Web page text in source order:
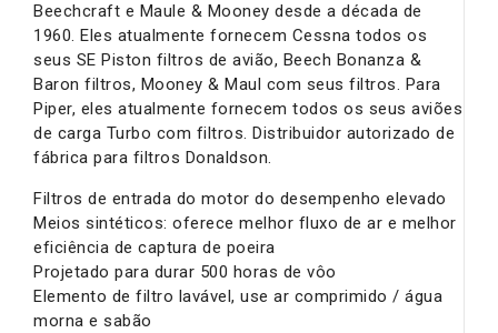
Beechcraft e Maule & Mooney desde a década de
1960. Eles atualmente fornecem Cessna todos os
seus SE Piston filtros de avião, Beech Bonanza &
Baron filtros, Mooney & Maul com seus filtros. Para
Piper, eles atualmente fornecem todos os seus aviões
de carga Turbo com filtros. Distribuidor autorizado de
fábrica para filtros Donaldson.
Filtros de entrada do motor do desempenho elevado
Meios sintéticos: oferece melhor fluxo de ar e melhor
eficiência de captura de poeira
Projetado para durar 500 horas de vôo
Elemento de filtro lavável, use ar comprimido / água
morna e sabão